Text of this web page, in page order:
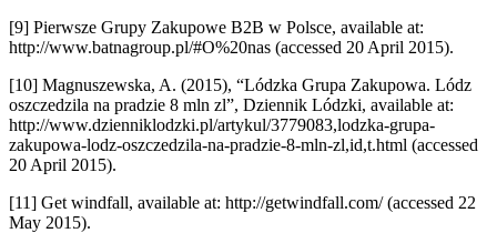
[9] Pierwsze Grupy Zakupowe B2B w Polsce, available at:
http://www.batnagroup.pl/#O%20nas (accessed 20 April 2015).
[10] Magnuszewska, A. (2015), “Lódzka Grupa Zakupowa. Lódz
oszczedzila na pradzie 8 mln zl”, Dziennik Lódzki, available at:
http://www.dzienniklodzki.pl/artykul/3779083,lodzka-grupa-
zakupowa-lodz-oszczedzila-na-pradzie-8-mln-zl,id,t.html (accessed
20 April 2015).
[11] Get windfall, available at: http://getwindfall.com/ (accessed 22
May 2015).